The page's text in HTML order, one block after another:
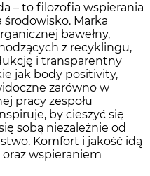
– to filozofia wspierania
Marka
bawełny,
z recyklingu,
i transparentny
jak body positivity,
zarówno w
pracy zespołu
by cieszyć się
sobą niezależnie od
Komfort i jakość idą
wspieraniem